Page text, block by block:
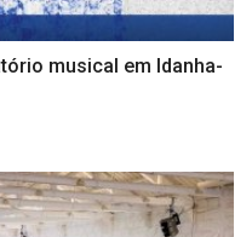
musical em Idanha-